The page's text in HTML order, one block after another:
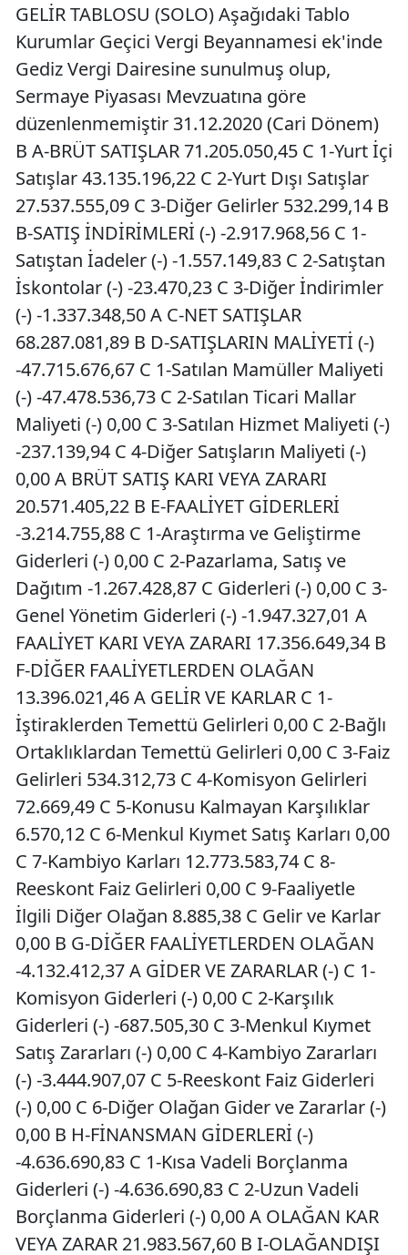
GELİR TABLOSU (SOLO) Aşağıdaki Tablo
Kurumlar Geçici Vergi Beyannamesi ek'inde
Gediz Vergi Dairesine sunulmuş olup,
Sermaye Piyasası Mevzuatına göre
düzenlenmemiştir 31.12.2020 (Cari Dönem)
B A-BRÜT SATIŞLAR 71.205.050,45 C 1-Yurt İçi
Satışlar 43.135.196,22 C 2-Yurt Dışı Satışlar
27.537.555,09 C 3-Diğer Gelirler 532.299,14 B
B-SATIŞ İNDİRİMLERİ (-) -2.917.968,56 C 1-
Satıştan İadeler (-) -1.557.149,83 C 2-Satıştan
İskontolar (-) -23.470,23 C 3-Diğer İndirimler
(-) -1.337.348,50 A C-NET SATIŞLAR
68.287.081,89 B D-SATIŞLARIN MALİYETİ (-)
-47.715.676,67 C 1-Satılan Mamüller Maliyeti
(-) -47.478.536,73 C 2-Satılan Ticari Mallar
Maliyeti (-) 0,00 C 3-Satılan Hizmet Maliyeti (-)
-237.139,94 C 4-Diğer Satışların Maliyeti (-)
0,00 A BRÜT SATIŞ KARI VEYA ZARARI
20.571.405,22 B E-FAALİYET GİDERLERİ
-3.214.755,88 C 1-Araştırma ve Geliştirme
Giderleri (-) 0,00 C 2-Pazarlama, Satış ve
Dağıtım -1.267.428,87 C Giderleri (-) 0,00 C 3-
Genel Yönetim Giderleri (-) -1.947.327,01 A
FAALİYET KARI VEYA ZARARI 17.356.649,34 B
F-DİĞER FAALİYETLERDEN OLAĞAN
13.396.021,46 A GELİR VE KARLAR C 1-
İştiraklerden Temettü Gelirleri 0,00 C 2-Bağlı
Ortaklıklardan Temettü Gelirleri 0,00 C 3-Faiz
Gelirleri 534.312,73 C 4-Komisyon Gelirleri
72.669,49 C 5-Konusu Kalmayan Karşılıklar
6.570,12 C 6-Menkul Kıymet Satış Karları 0,00
C 7-Kambiyo Karları 12.773.583,74 C 8-
Reeskont Faiz Gelirleri 0,00 C 9-Faaliyetle
İlgili Diğer Olağan 8.885,38 C Gelir ve Karlar
0,00 B G-DİĞER FAALİYETLERDEN OLAĞAN
-4.132.412,37 A GİDER VE ZARARLAR (-) C 1-
Komisyon Giderleri (-) 0,00 C 2-Karşılık
Giderleri (-) -687.505,30 C 3-Menkul Kıymet
Satış Zararları (-) 0,00 C 4-Kambiyo Zararları
(-) -3.444.907,07 C 5-Reeskont Faiz Giderleri
(-) 0,00 C 6-Diğer Olağan Gider ve Zararlar (-)
0,00 B H-FİNANSMAN GİDERLERİ (-)
-4.636.690,83 C 1-Kısa Vadeli Borçlanma
Giderleri (-) -4.636.690,83 C 2-Uzun Vadeli
Borçlanma Giderleri (-) 0,00 A OLAĞAN KAR
VEYA ZARAR 21.983.567,60 B I-OLAĞANDIŞI